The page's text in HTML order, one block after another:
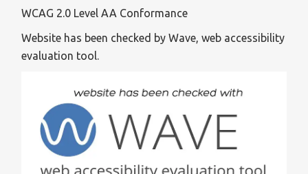
WCAG 2.0 Level AA Conformance
Website has been checked by Wave, web accessibility
evaluation tool.